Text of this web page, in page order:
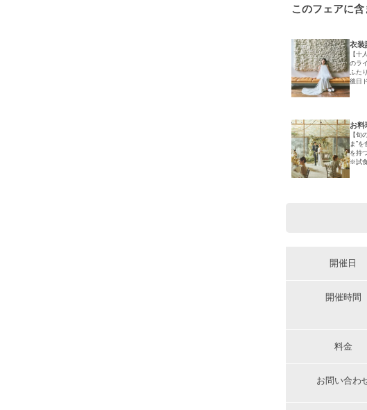
このフェアに
衣装
【十
のラ
ふた
後日
お料
【旬
ま”
を持
※試
開催日
開催時間
料金
お問い合わ